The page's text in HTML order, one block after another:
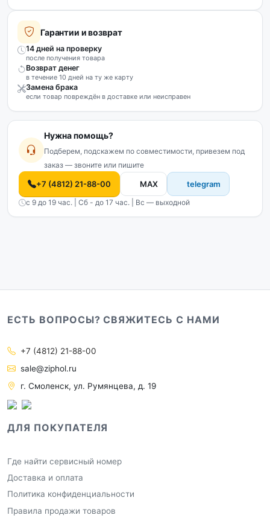
Гарантии и возврат
14 дней на проверку
после получения товара
Возврат денег
в течение 10 дней на ту же карту
Замена брака
если товар повреждён в доставке или неисправен
Нужна помощь?
Подберем, подскажем по совместимости, привезем под
заказ — звоните или пишите
+7 (4812) 21-88-00 MAX telegram
с 9 до 19 час. | Сб - до 17 час. | Вс — выходной
ЕСТЬ ВОПРОСЫ? СВЯЖИТЕСЬ С НАМИ
+7 (4812) 21-88-00
sale@ziphol.ru
г. Смоленск, ул. Румянцева, д. 19
ДЛЯ ПОКУПАТЕЛЯ
Где найти сервисный номер
Доставка и оплата
Политика конфиденциальности
Правила продажи товаров